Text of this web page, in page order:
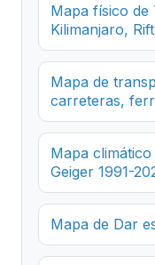
Mapa físico de
Kilimanjaro,
Mapa de
carreteras,
Mapa
Geiger 1991-
Mapa de Dar